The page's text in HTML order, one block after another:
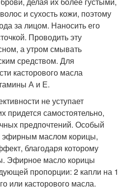
и сухость кожи, поэтому
за лицом. Наносить его
Проводить эту
а утром смывать
средством. Для
касторового масла
А и Е.
не уступает
придется самостоятельно,
предпочтений. Особый
эфирным маслом корицы,
благодаря которому
Эфирное масло корицы
пропорции: 2 капли на 1
или касторового масла.